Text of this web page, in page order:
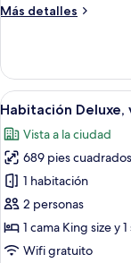
mar
Más detalles
Más
Deluxe,
vista
al
Abrir
todas
las
fotos
de
Habitación
Deluxe,
vista
11
Habitación Deluxe,
Vista a la ciudad
689 pies cuadrados
1 habitación
2 personas
1 cama King size y
Wifi gratuito